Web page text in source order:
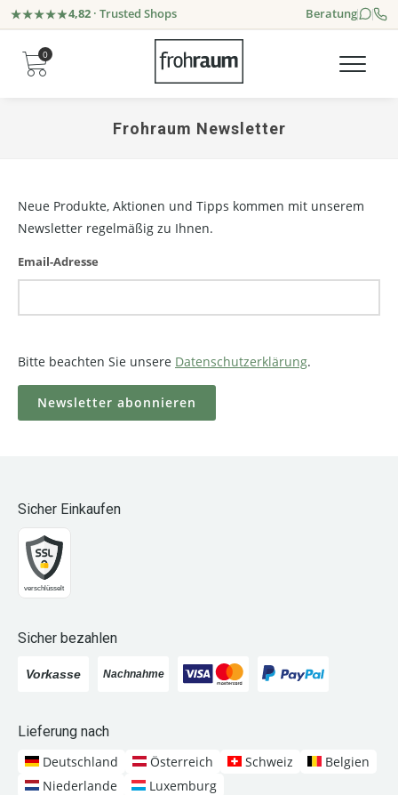
4,82 · Trusted Shops Beratung
0
Frohraum Newsletter
Neue Produkte, Aktionen und Tipps kommen mit unserem
Newsletter regelmäßig zu Ihnen.
Email-Adresse
Bitte beachten Sie unsere Datenschutzerklärung.
Sicher Einkaufen
Sicher bezahlen
Lieferung nach
Deutschland
Österreich Schweiz
Belgien
Niederlande
Luxemburg